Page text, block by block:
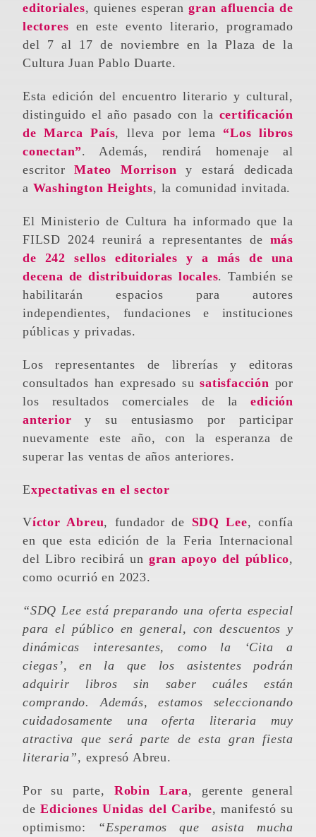
editoriales, quienes esperangran afluencia de
lectores en este evento literario, programado
del 7 al 17 de noviembre en la Plaza de la
Cultura Juan Pablo Duarte.
Esta edición del encuentro literario y cultural,
distinguido el año pasado con la certificación
de Marca País, lleva por lema “Los libros
conectan”. Además, rendirá homenaje al
escritorMateo Morrison y estará dedicada
a Washington Heights, la comunidad invitada.
El Ministerio de Cultura ha informado que la
FILSD 2024 reunirá a representantes de más
de 242 sellos editoriales y a más de una
decena de distribuidoras locales. También se
habilitarán espacios para autores
independientes, fundaciones e instituciones
públicas y privadas.
Los representantes de librerías y editoras
consultados han expresado susatisfacción por
los resultados comerciales de laedición
anterior y su entusiasmo por participar
nuevamente este año, con la esperanza de
superar las ventas de años anteriores.
Expectativas en el sector
Víctor Abreu, fundador de SDQ Lee, confía
en que esta edición de la Feria Internacional
del Libro recibirá un gran apoyo del público,
como ocurrió en 2023.
“SDQ Lee está preparando una oferta especial
para el público en general, con descuentos y
dinámicas interesantes, como la ‘Cita a
ciegas’, en la que los asistentes podrán
adquirir libros sin saber cuáles están
comprando. Además, estamos seleccionando
cuidadosamente una oferta literaria muy
atractiva que será parte de esta gran fiesta
literaria”, expresó Abreu.
Por su parte, Robin Lara, gerente general
deEdiciones Unidas del Caribe, manifestó su
optimismo: “Esperamos que asista mucha